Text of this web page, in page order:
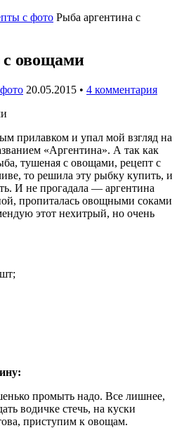
с фото Рыба аргентина с
с овощами
20.05.2015 • 4 комментария
прилавком и упал мой взгляд на
«Аргентина». А так как
тушеная с овощами, рецепт с
то решила эту рыбку купить, и
И не прогадала — аргентина
пропиталась овощными соками
этот нехитрый, но очень
промыть надо. Все лишнее,
водичке стечь, на куски
приступим к овощам.